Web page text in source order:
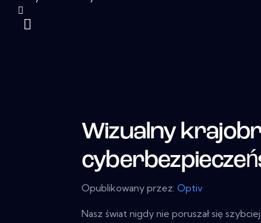
Wizualny
Opublikowany przez: Optiv
Nasz świat nigdy nie poruszał się